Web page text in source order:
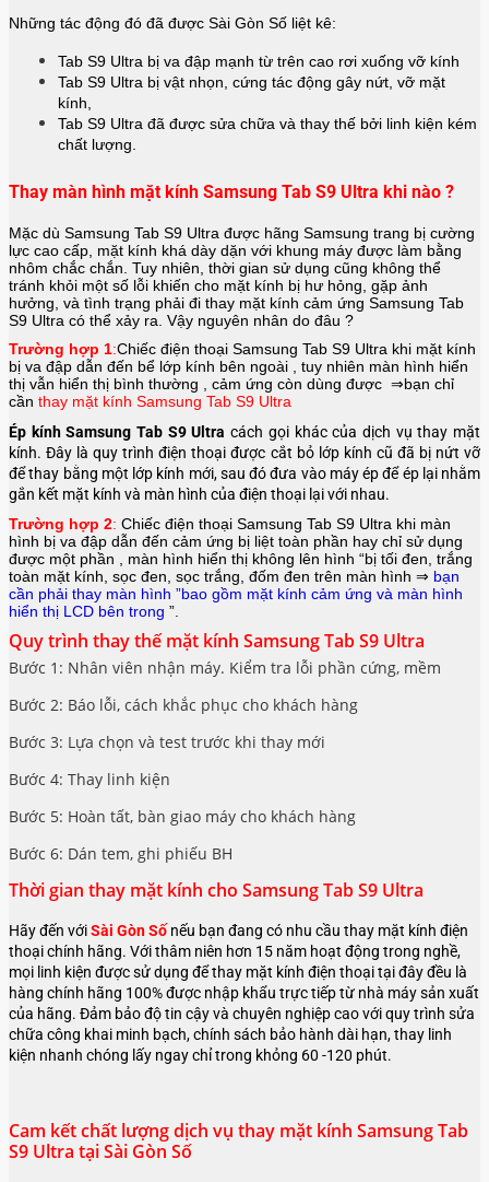
Những tác động đó đã được Sài Gòn Số liệt kê:
Tab S9 Ultra bị va đập mạnh từ trên cao rơi xuống vỡ kính
Tab S9 Ultra bị vật nhọn, cứng tác động gây nứt, vỡ mặt
kính,
Tab S9 Ultra đã được sửa chữa và thay thế bởi linh kiện kém
chất lượng.
Thay màn hình mặt kính Samsung Tab S9 Ultra khi nào ?
Mặc dù Samsung Tab S9 Ultra được hãng Samsung trang bị cường
lực cao cấp, mặt kính khá dày dặn với khung máy được làm bằng
nhôm chắc chắn. Tuy nhiên, thời gian sử dụng cũng không thể
tránh khỏi một số lỗi khiến cho mặt kính bị hư hỏng, gặp ảnh
hưởng, và tình trạng phải đi thay mặt kính cảm ứng Samsung Tab
S9 Ultra có thể xảy ra. Vậy nguyên nhân do đâu ?
Trường hợp 1:Chiếc điện thoại Samsung Tab S9 Ultra khi mặt kính
bị va đập dẫn đến bể lớp kính bên ngoài , tuy nhiên màn hình hiển
thị vẫn hiển thị bình thường , cảm ứng còn dùng được ⇒bạn chỉ
cần thay mặt kính Samsung Tab S9 Ultra
Ép kính Samsung Tab S9 Ultra cách gọi khác của dịch vụ thay mặt
kính. Đây là quy trình điện thoại được cắt bỏ lớp kính cũ đã bị nứt vỡ
để thay bằng một lớp kính mới, sau đó đưa vào máy ép để ép lại nhằm
gắn kết mặt kính và màn hình của điện thoại lại với nhau.
Trường hợp 2: Chiếc điện thoại Samsung Tab S9 Ultra khi màn
hình bị va đập dẫn đến cảm ứng bị liệt toàn phần hay chỉ sử dụng
được một phần , màn hình hiển thị không lên hình “bị tối đen, trắng
toàn mặt kính, sọc đen, sọc trắng, đốm đen trên màn hình ⇒ bạn
cần phải thay màn hình ”bao gồm mặt kính cảm ứng và màn hình
hiển thị LCD bên trong ”.
Quy trình thay thế mặt kính Samsung Tab S9 Ultra
Bước 1: Nhân viên nhận máy. Kiểm tra lỗi phần cứng, mềm
Bước 2: Báo lỗi, cách khắc phục cho khách hàng
Bước 3: Lựa chọn và test trước khi thay mới
Bước 4: Thay linh kiện
Bước 5: Hoàn tất, bàn giao máy cho khách hàng
Bước 6: Dán tem, ghi phiếu BH
Thời gian thay mặt kính cho Samsung Tab S9 Ultra
Hãy đến vớiSài Gòn Số nếu bạn đang có nhu cầu thay mặt kính điện
thoại chính hãng. Với thâm niên hơn 15 năm hoạt động trong nghề,
mọi linh kiện được sử dụng để thay mặt kính điện thoại tại đây đều là
hàng chính hãng 100% được nhập khẩu trực tiếp từ nhà máy sản xuất
của hãng. Đảm bảo độ tin cậy và chuyên nghiệp cao với quy trình sửa
chữa công khai minh bạch, chính sách bảo hành dài hạn, thay linh
kiện nhanh chóng lấy ngay chỉ trong khỏng 60 -120 phút.
Cam kết chất lượng dịch vụ thay mặt kính Samsung Tab
S9 Ultra tại Sài Gòn Số